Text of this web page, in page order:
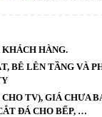
HÀNG.
BÊ LÊN TẦNG VÀ
TV), GIÁ CHƯA
ĐÁ CHO BẾP, …